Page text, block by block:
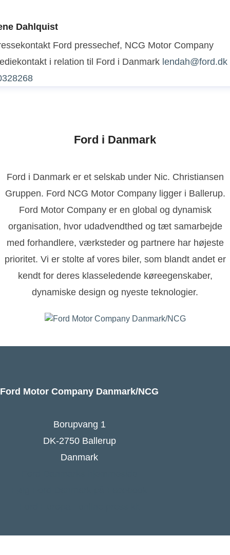
Dahlquist
Ford pressechef, NCG Motor Company
i relation til Ford i Danmark lendah@ford.dk
Ford i Danmark
Ford i Danmark er et selskab under Nic. Christiansen
Gruppen. Ford NCG Motor Company ligger i Ballerup.
Ford Motor Company er en global og dynamisk
organisation, hvor udadvendthed og tæt samarbejde
med forhandlere, værksteder og partnere har højeste
prioritet. Vi er stolte af vores biler, som blandt andet er
kendt for deres klasseledende køreegenskaber,
dynamiske design og nyeste teknologier.
Ford Motor Company Danmark/NCG
Borupvang 1
DK-2750 Ballerup
Danmark